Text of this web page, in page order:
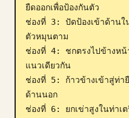
ยืดออกเพื่อป้องกันตัว
ช่องที่ 3: ปัดป้องเข้าด้านใ
ตัวหมุนตาม
ช่องที่ 4: ชกตรงไปข้างหน้
แนวเดียวกัน
ช่องที่ 5: ก้าวข้างเข้าสู่ท่า
ด้านนอก
ช่องที่ 6: ยกเข่าสูงในท่าเ